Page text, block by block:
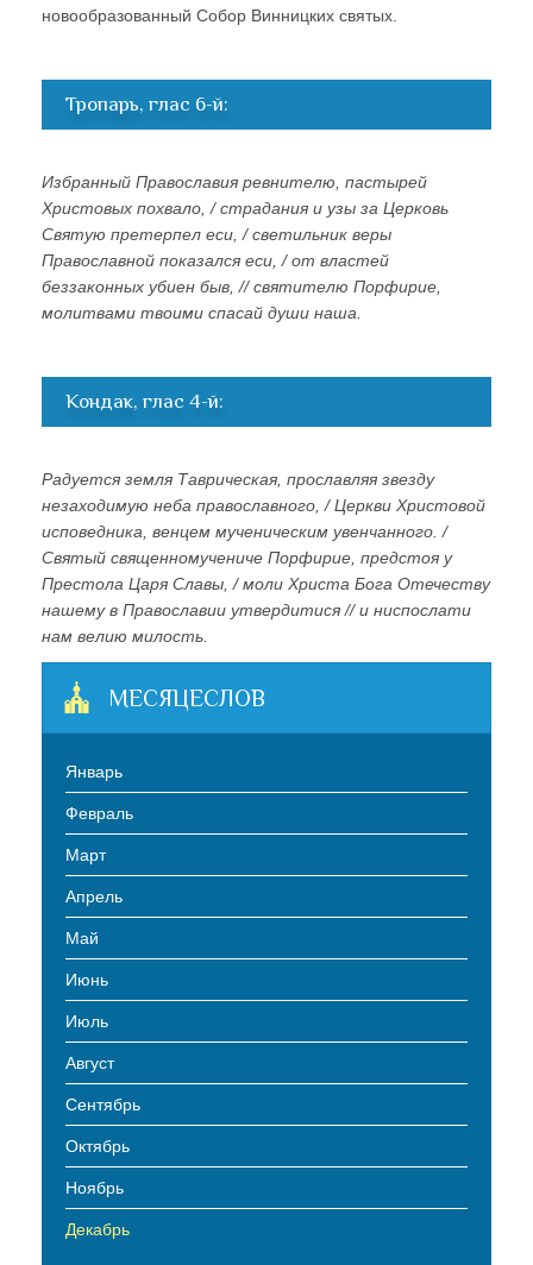
новообразованный Собор Винницких святых.
Тропарь, глас 6-й:
Избранный Православия ревнителю, пастырей
Христовых похвало, / страдания и узы за Церковь
Святую претерпел еси, / светильник веры
Православной показался еси, / от властей
беззаконных убиен быв, // святителю Порфирие,
молитвами твоими спасай души наша.
Кондак, глас 4-й:
Радуется земля Таврическая, прославляя звезду
незаходимую неба православного, / Церкви Христовой
исповедника, венцем мученическим увенчанного. /
Святый священномучениче Порфирие, предстоя у
Престола Царя Славы, / моли Христа Бога Отечеству
нашему в Православии утвердитися // и ниспослати
нам велию милость.
МЕСЯЦЕСЛОВ
Январь
Февраль
Март
Апрель
Май
Июнь
Июль
Август
Сентябрь
Октябрь
Ноябрь
Декабрь